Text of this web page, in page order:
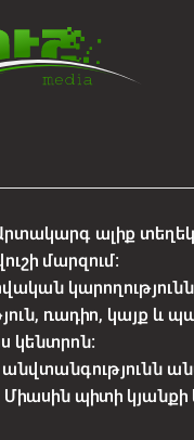
ալիք
մարզում:
ռադիո, կայք և
կենտրոն:
Միասին պիտի